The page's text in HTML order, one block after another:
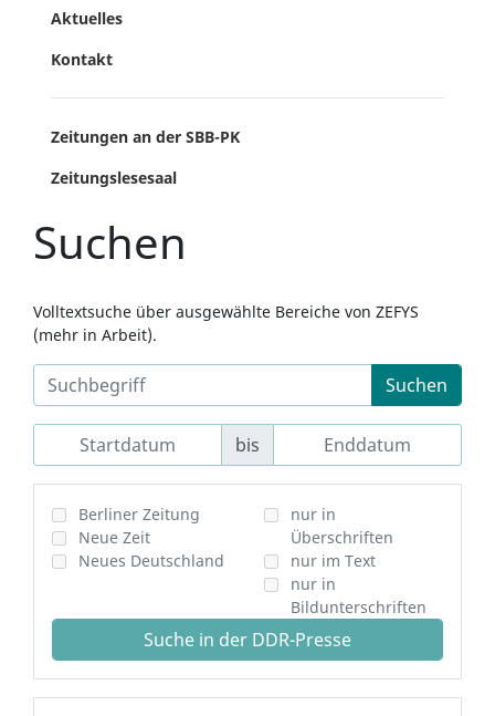
Aktuelles
Kontakt
Zeitungen an der SBB-PK
Zeitungslesesaal
Suchen
Volltextsuche über ausgewählte Bereiche von ZEFYS
(mehr in Arbeit).
Suchen
bis
Berliner Zeitung
Neue Zeit
Neues Deutschland
nur in
Überschriften
nur im Text
nur in
Bildunterschriften
Suche in der DDR-Presse